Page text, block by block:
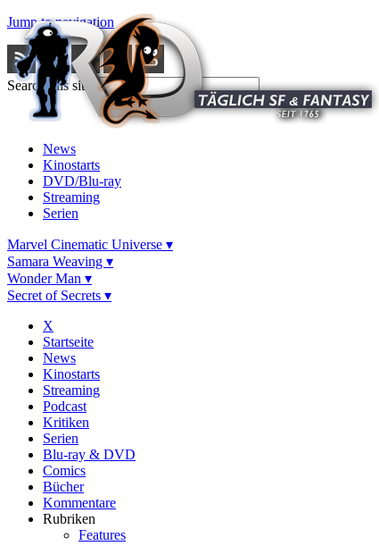
Jump to navigation
Search this site
News
Kinostarts
DVD/Blu-ray
Streaming
Serien
Marvel Cinematic Universe ▾
Samara Weaving ▾
Wonder Man ▾
Secret of Secrets ▾
X
Startseite
News
Kinostarts
Streaming
Podcast
Kritiken
Serien
Blu-ray & DVD
Comics
Bücher
Kommentare
Rubriken
Features